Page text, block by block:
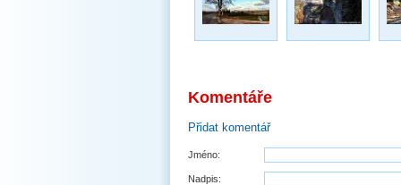
Komentáře
Přidat komentář
Jméno:
Nadpis: